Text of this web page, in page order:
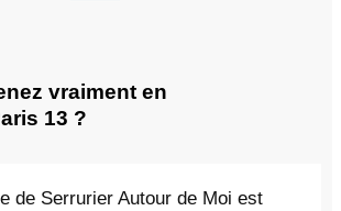
vraiment en
13 ?
de Serrurier Autour de Moi est